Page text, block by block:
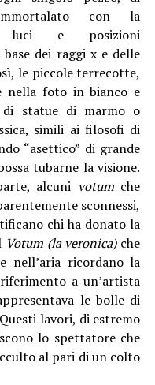
con la
luci e posizioni
dei raggi x e delle
le piccole terrecotte,
nella foto in bianco e
di statue di marmo o
simili ai filosofi di
“asettico” di grande
tubarne la visione.
alcuni votum che
sconnessi,
chi ha donato la
Votum (la veronica)che
nell’aria ricordano la
a un’artista
le bolle di
lavori, di estremo
lo spettatore che
al pari di un colto